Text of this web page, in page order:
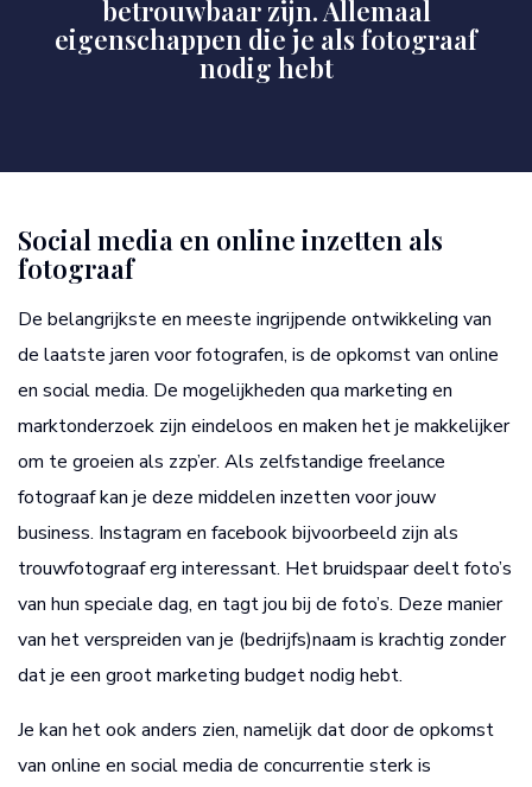
betrouwbaar zijn. Allemaal
eigenschappen die je als fotograaf
nodig hebt
Social media en online inzetten als
fotograaf
De belangrijkste en meeste ingrijpende ontwikkeling van
de laatste jaren voor fotografen, is de opkomst van online
en social media. De mogelijkheden qua marketing en
marktonderzoek zijn eindeloos en maken het je makkelijker
om te groeien als zzp’er. Als zelfstandige freelance
fotograaf kan je deze middelen inzetten voor jouw
business. Instagram en facebook bijvoorbeeld zijn als
trouwfotograaf erg interessant. Het bruidspaar deelt foto’s
van hun speciale dag, en tagt jou bij de foto’s. Deze manier
van het verspreiden van je (bedrijfs)naam is krachtig zonder
dat je een groot marketing budget nodig hebt.
Je kan het ook anders zien, namelijk dat door de opkomst
van online en social media de concurrentie sterk is